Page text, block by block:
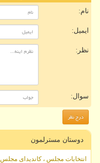
نام:
ایمیل:
نظر:
سوال:
دوستان مسترلمون
انتخابات مجلس ، کاندیدای مجلس